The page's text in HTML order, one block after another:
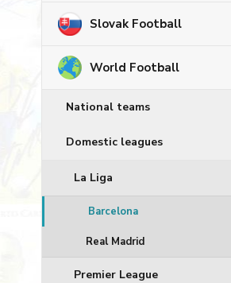
Slovak Football
World Football
National teams
Domestic leagues
La Liga
Barcelona
Real Madrid
Premier League